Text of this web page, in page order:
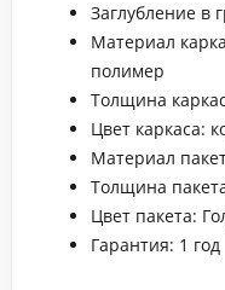
Заглубление в
Материал
полимер
Толщина
Цвет каркаса:
Материал
Толщина
Цвет пакета:
Гарантия: 1 год